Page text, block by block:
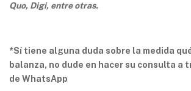
Quo, Digi, entre otras.
*Sí tiene alguna duda sobre la medida
balanza, no dude en hacer su consulta a
de WhatsApp